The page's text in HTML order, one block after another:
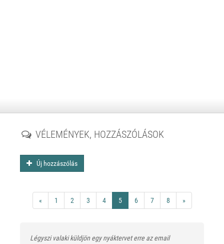
VÉLEMÉNYEK, HOZZÁSZÓLÁSOK
Új hozzászólás
« 1 2 3 4 5 6 7 8 »
Légyszi valaki küldjön egy nyáktervet erre az email